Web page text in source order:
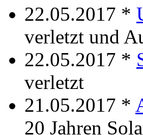
22.05.2017 *
verletzt und
22.05.2017 *
verletzt
21.05.2017 *
20 Jahren